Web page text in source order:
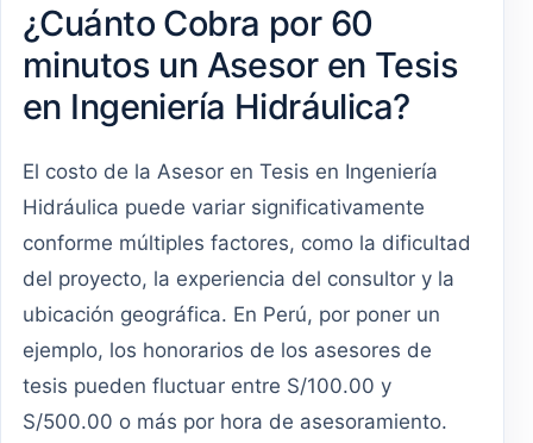
¿Cuánto Cobra por 60
minutos un Asesor en Tesis
en Ingeniería Hidráulica?
El costo de la Asesor en Tesis en Ingeniería
Hidráulica puede variar significativamente
conforme múltiples factores, como la dificultad
del proyecto, la experiencia del consultor y la
ubicación geográfica. En Perú, por poner un
ejemplo, los honorarios de los asesores de
tesis pueden fluctuar entre S/100.00 y
S/500.00 o más por hora de asesoramiento.